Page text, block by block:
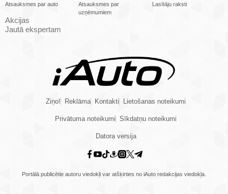
Atsauksmes par auto
Atsauksmes par
uzņēmumiem
Lasītāju raksti
Akcijas
Jautā ekspertam
Ziņo! Reklāma Kontakti Lietošanas noteikumi
Privātuma noteikumi Sīkdatņu noteikumi
Datora versija
Portālā publicētie autoru viedokļi var atšķirties no iAuto redakcijas viedokļa.